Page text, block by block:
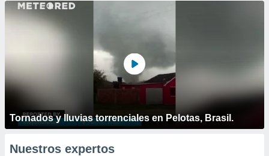
Tornados y lluvias torrenciales en Pelotas, Brasil.
Nuestros expertos